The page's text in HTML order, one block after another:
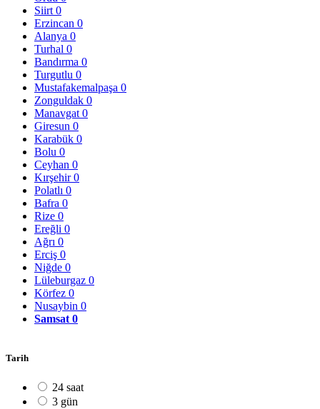
Siirt 0
Erzincan 0
Alanya 0
Turhal 0
Bandırma 0
Turgutlu 0
Mustafakemalpaşa 0
Zonguldak 0
Manavgat 0
Giresun 0
Karabük 0
Bolu 0
Ceyhan 0
Kırşehir0
Polatlı 0
Bafra 0
Rize 0
Ereğli 0
Ağrı 0
Erciş 0
Niğde 0
Lüleburgaz 0
Körfez 0
Nusaybin 0
Samsat 0
Tarih
24 saat
3 gün